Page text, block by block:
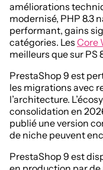
améliorations
modernisé, PHP 8.3
performant, gains
catégories. Les Core
meilleurs que sur PS
PrestaShop 9 est
les migrations avec
l’architecture.
consolidation en
publié une version
de niche peuvent
PrestaShop 9 est